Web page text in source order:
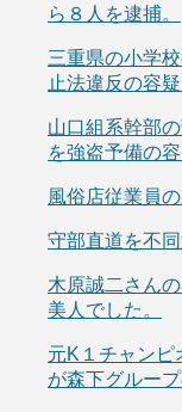
ら８人を逮捕。
三重県の小学
止法違反の容疑
山口組系幹部
を強盗予備の容
風俗店従業員
守部直道を不
木原誠二さん
美人でした。
元K１チャンピ
が森下グループ